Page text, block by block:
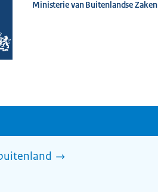
Ministerie van Buitenlandse Zaken